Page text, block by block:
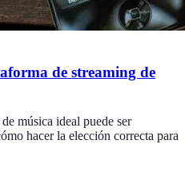
de streaming de
música ideal puede ser
hacer la elección correcta para